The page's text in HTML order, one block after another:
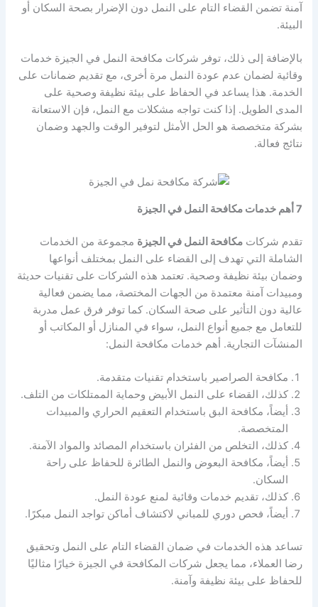
آمنة تضمن القضاء التام على النمل دون الإضرار بصحة السكان أو
البيئة.
بالإضافة إلى ذلك، توفر شركات مكافحة النمل في الجيزة خدمات
وقائية لضمان عدم عودة النمل مرة أخرى، مع تقديم ضمانات على
الخدمة. هذا يساعد في الحفاظ على بيئة نظيفة وصحية على
المدى الطويل. إذا كنت تواجه مشكلات مع النمل، فإن الاستعانة
بشركة متخصصة هو الحل الأمثل لتوفير الوقت والجهد وضمان
نتائج فعالة.
7 أهم خدمات مكافحة النمل في الجيزة
تقدم شركاتمكافحة النمل في الجيزة مجموعة من الخدمات
الشاملة التي تهدف إلى القضاء على النمل بمختلف أنواعها
وضمان بيئة نظيفة وصحية. تعتمد هذه الشركات على تقنيات حديثة
ومبيدات آمنة معتمدة من الجهات المختصة، مما يضمن فعالية
عالية دون التأثير على صحة السكان. كما توفر فرق عمل مدربة
للتعامل مع جميع أنواع النمل، سواء في المنازل أو المكاتب أو
المنشآت التجارية. أهم خدمات مكافحة النمل:
مكافحة الصراصير باستخدام تقنيات متقدمة.
كذلك، القضاء على النمل الأبيض وحماية الممتلكات من التلف.
أيضاً، مكافحة البق باستخدام التعقيم الحراري والمبيدات
المتخصصة.
كذلك، التخلص من الفئران باستخدام المصائد والمواد الآمنة.
أيضاً، مكافحة البعوض والنمل الطائرة للحفاظ على راحة
السكان.
كذلك، تقديم خدمات وقائية لمنع عودة النمل.
أيضاً، فحص دوري للمباني لاكتشاف أماكن تواجد النمل مبكرًا.
تساعد هذه الخدمات في ضمان القضاء التام على النمل وتحقيق
رضا العملاء، مما يجعل شركات المكافحة في الجيزة خيارًا مثاليًا
للحفاظ على بيئة نظيفة وآمنة.